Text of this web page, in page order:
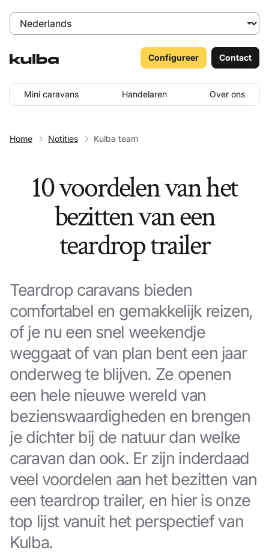
Mini caravans Handelaren Over ons
Configureer Contact
Home Notities Kulba team
10 voordelen van het
bezitten van een
teardrop trailer
Teardrop caravans bieden
comfortabel en gemakkelijk reizen,
of je nu een snel weekendje
weggaat of van plan bent een jaar
onderweg te blijven. Ze openen
een hele nieuwe wereld van
bezienswaardigheden en brengen
je dichter bij de natuur dan welke
caravan dan ook. Er zijn inderdaad
veel voordelen aan het bezitten van
een teardrop trailer, en hier is onze
top lijst vanuit het perspectief van
Kulba.